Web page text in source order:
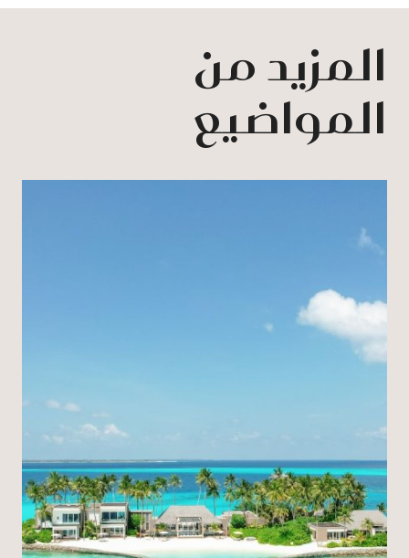
المزيد من
المواضيع